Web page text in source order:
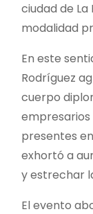
ciudad de
modalidad
En este
Rodríguez
cuerpo
empresarios
presentes
exhortó a
y estrechar
El evento